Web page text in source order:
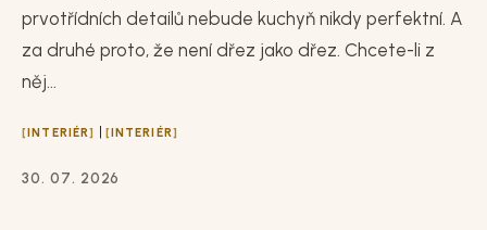
prvotřídních detailů nebude kuchyň nikdy perfektní. A
za druhé proto, že není dřez jako dřez. Chcete-li z
něj...
INTERIÉR | INTERIÉR
30. 07. 2026